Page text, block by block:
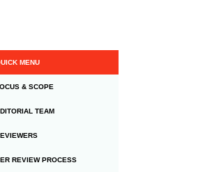
MENU
& SCOPE
TEAM
REVIEW PROCESS